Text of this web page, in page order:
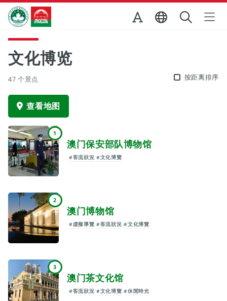
跳至主内容
澳门特别行政区政府旅游局
文化博览
47 个景点 按距离排序
查看地图
1
澳门保安部队博物馆
#客流狀況 #文化博覽
2
澳门博物馆
#虛擬導覽 #客流狀況 #文化博覽
3
澳门茶文化馆
#客流狀況 #文化博覽 #休閒時光